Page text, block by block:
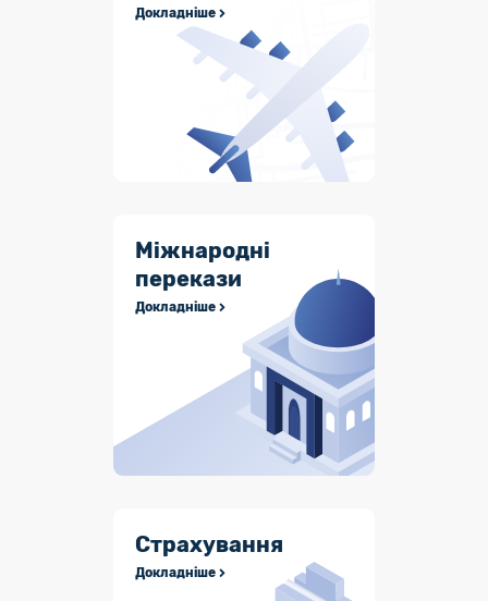
Докладніше
Міжнародні
перекази
Докладніше
Страхування
Докладніше